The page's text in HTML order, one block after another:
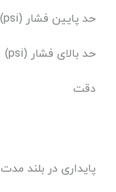
حد پایین فشار (psi)
حد بالای فشار (psi)
دقت
پایداری در بلند مدت